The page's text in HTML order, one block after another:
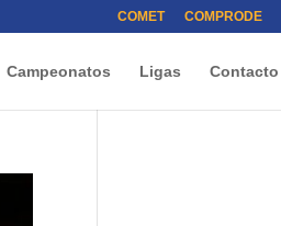
COMET COMPRODE
Campeonatos Ligas Contacto